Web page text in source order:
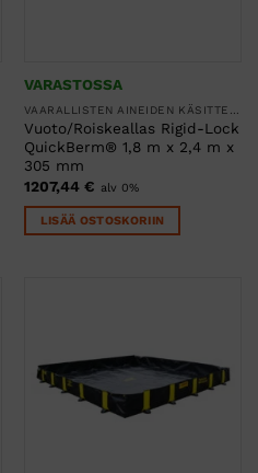
VARASTOSSA
Vuoto/Roiskeallas Rigid-Lock
QuickBerm® 1,8 m x 2,4 m x
305 mm
1207,44 € alv 0%
LISÄÄ OSTOSKORIIN